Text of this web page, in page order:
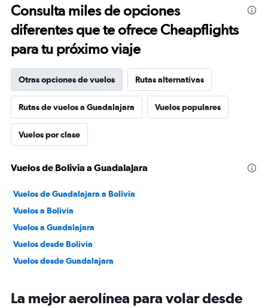
Consulta miles de opciones
diferentes que te ofrece Cheapflights
para tu próximo viaje
Otras opciones de vuelos Rutas alternativas
Rutas de vuelos a Guadalajara Vuelos populares
Vuelos por clase
Vuelos de Bolivia a Guadalajara
Vuelos de Guadalajara a Bolivia
Vuelos a Bolivia
Vuelos a Guadalajara
Vuelos desde Bolivia
Vuelos desde Guadalajara
La mejor aerolínea para volar desde